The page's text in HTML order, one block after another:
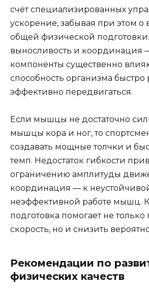
счёт специализированных
ускорение, забывая при этом о
общей физической подготовки.
выносливость и координация
компоненты существенно
способность организма быстро
эффективно передвигаться.
Если мышцы не достаточно
мышцы кора и ног, то
создавать мощные толчки и
темп. Недостаток гибкости
ограничению амплитуды
координация — к
неэффективной работе мышц.
подготовка помогает не только
скорость, но и снизить
Рекомендации по
физических качеств